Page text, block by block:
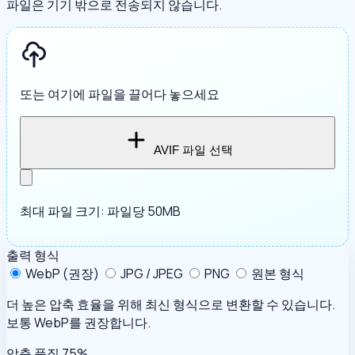
파일은 기기 밖으로 전송되지 않습니다.
또는 여기에 파일을 끌어다 놓으세요
AVIF 파일 선택
최대 파일 크기: 파일당 50MB
출력 형식
WebP (권장)
JPG / JPEG PNG
원본 형식
더 높은 압축 효율을 위해 최신 형식으로 변환할 수 있습니다.
보통 WebP를 권장합니다.